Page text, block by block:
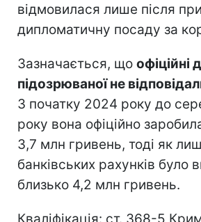
відмовилася лише після
дипломатичну посаду за
Зазначається, що офіційні
підозрюваної не
З початку 2024 року до
року вона офіційно
3,7 млн гривень, тоді як
банківських рахунків було
близько 4,2 млн гривень.
Кваліфікація: ст. 368-5